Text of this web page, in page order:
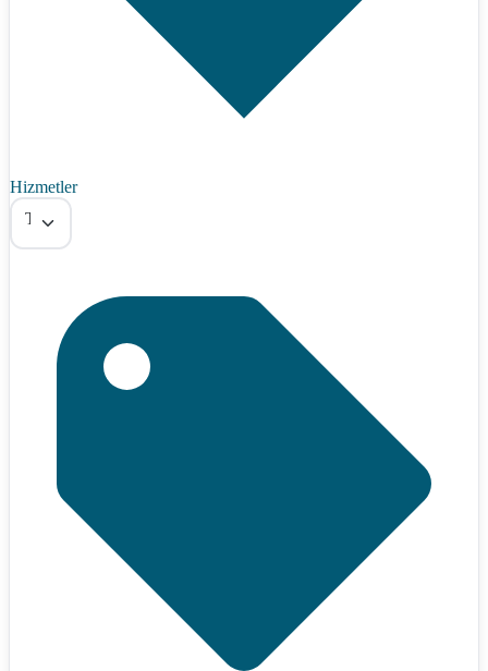
Hizmetler
Tümü